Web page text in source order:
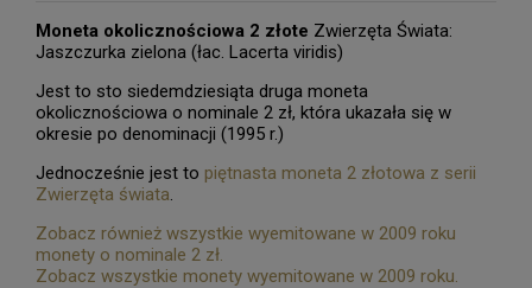
Moneta okolicznościowa 2 złote Zwierzęta Świata:
Jaszczurka zielona (łac. Lacerta viridis)
Jest to sto siedemdziesiąta druga moneta
okolicznościowa o nominale 2 zł, która ukazała się w
okresie po denominacji (1995 r.)
Jednocześnie jest to piętnasta moneta 2 złotowa z serii
Zwierzęta świata.
Zobacz również wszystkie wyemitowane w 2009 roku
monety o nominale 2 zł.
Zobacz wszystkie monety wyemitowane w 2009 roku.